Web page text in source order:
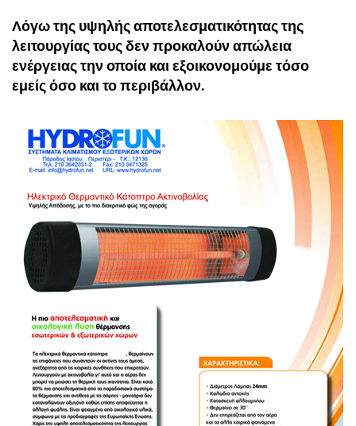
Λόγω της υψηλής αποτελεσματικότητας της
λειτουργίας τους δεν προκαλούν απώλεια
ενέργειας την οποία και εξοικονομούμε τόσο
εμείς όσο και το περιβάλλον.